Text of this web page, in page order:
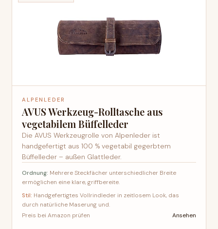
ALPENLEDER
AVUS Werkzeug-Rolltasche aus
vegetabilem Büffelleder
Die AVUS Werkzeugrolle von Alpenleder ist
handgefertigt aus 100 % vegetabil gegerbtem
Büffelleder – außen Glattleder.
Ordnung: Mehrere Steckfächer unterschiedlicher Breite
ermöglichen eine klare, griffbereite.
Stil: Handgefertigtes Vollrindleder in zeitlosem Look, das
durch natürliche Maserung und.
Preis bei Amazon prüfen
Ansehen